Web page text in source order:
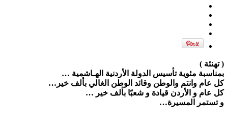
( تهنئة )
بمناسبة مئوية تأسيس الدولة الأردنية الهـاشمية …
كل عام وانتم والوطن وقائد الوطن الغالي بألف خير…
كل عام و الأردن قيادة و شعبًا بألف خير …
و تستمر المسيرة…